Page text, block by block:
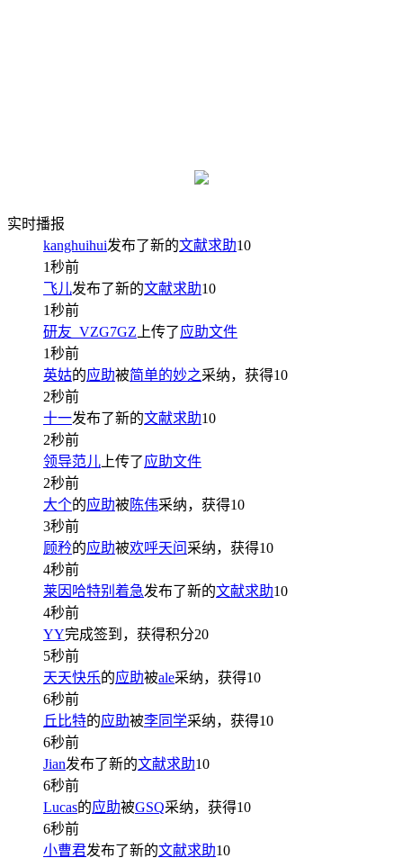
实时播报
kanghuihui发布了新的文献求助10
1秒前
飞儿发布了新的文献求助10
1秒前
研友_VZG7GZ 上传了应助文件
1秒前
英姑的应助被简单的妙之采纳，获得10
2秒前
十一发布了新的文献求助10
2秒前
领导范儿 上传了应助文件
2秒前
大个的应助被陈伟采纳，获得10
3秒前
顾矜的应助被欢呼天问 采纳，获得10
4秒前
莱因哈特别着急发布了新的文献求助10
4秒前
YY完成签到，获得积分20
5秒前
天天快乐的应助被ale采纳，获得10
6秒前
丘比特的应助被李同学采纳，获得10
6秒前
Jian发布了新的文献求助10
6秒前
Lucas的应助被GSQ采纳，获得10
6秒前
小曹君发布了新的文献求助10